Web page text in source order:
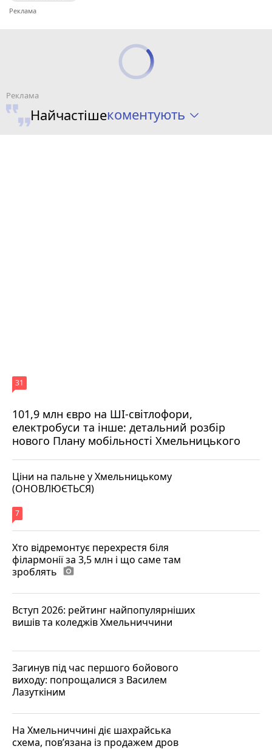
Найчастішекоментують
101,9 млн євро на ШІ-світлофори,
електробуси та інше: детальний розбір
нового Плану мобільності Хмельницького
31
Ціни на пальне у Хмельницькому
(ОНОВЛЮЄТЬСЯ)
7
Хто відремонтує перехрестя біля
філармонії за 3,5 млн і що саме там
зроблять photo_camera
Вступ 2026: рейтинг найпопулярніших
вишів та коледжів Хмельниччини
Загинув під час першого бойового
виходу: попрощалися з Василем
Лазуткіним
На Хмельниччині діє шахрайська
схема, пов’язана із продажем дров